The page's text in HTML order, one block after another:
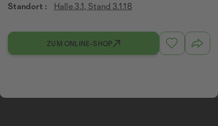
Standort :
Halle 3.1, Stand 3.1.18
ZUM ONLINE-SHOP